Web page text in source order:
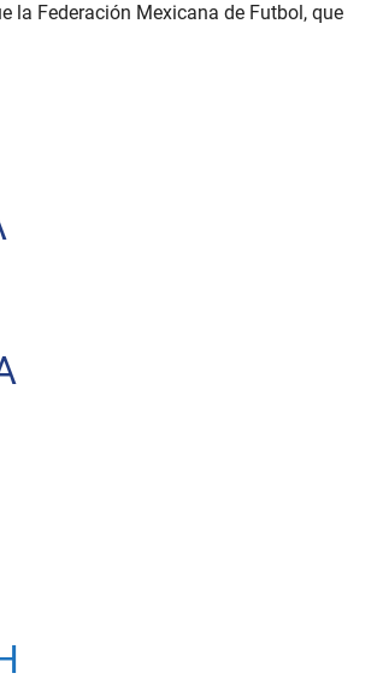
la Federación Mexicana de Futbol, que